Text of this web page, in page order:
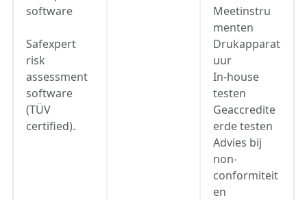
software
Safexpert
risk
assessment
software
(TÜV
certified).
Meetinstru
menten
Drukapparat
uur
In-house
testen
Geaccredite
erde testen
Advies bij
non-
conformiteit
en